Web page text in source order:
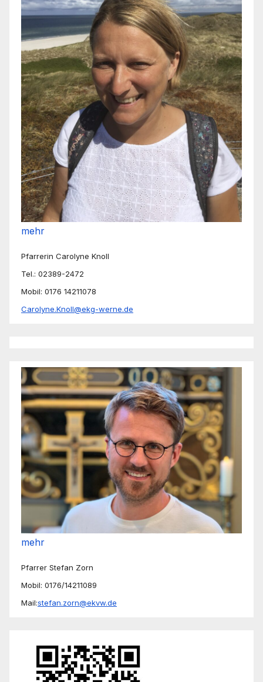
mehr
Pfarrerin Carolyne Knoll
Tel.: 02389-2472
Mobil: 0176 14211078
Carolyne.Knoll@ekg-werne.de
mehr
Pfarrer Stefan Zorn
Mobil: 0176/14211089
Mail:stefan.zorn@ekvw.de